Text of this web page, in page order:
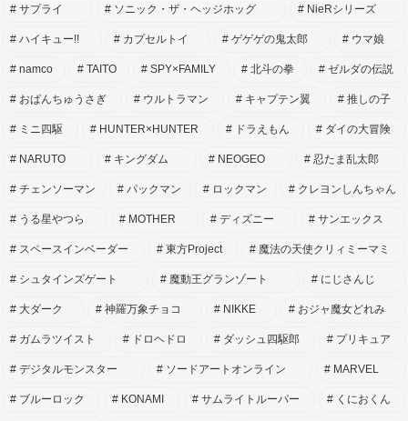
サプライ ソニック・ザ・ヘッジホッグ NieRシリーズ
ハイキュー!! カプセルトイ ゲゲゲの鬼太郎 ウマ娘
namco TAITO SPY×FAMILY 北斗の拳 ゼルダの伝説
おぱんちゅうさぎ ウルトラマン キャプテン翼 推しの子
ミニ四駆 HUNTER×HUNTER ドラえもん ダイの大冒険
NARUTO キングダム NEOGEO 忍たま乱太郎
チェンソーマン パックマン ロックマン クレヨンしんちゃん
うる星やつら MOTHER ディズニー サンエックス
スペースインベーダー 東方Project 魔法の天使クリィミーマミ
シュタインズゲート 魔動王グランゾート にじさんじ
大ダーク 神羅万象チョコ NIKKE おジャ魔女どれみ
ガムラツイスト ドロヘドロ ダッシュ四駆郎 プリキュア
デジタルモンスター ソードアートオンライン MARVEL
ブルーロック KONAMI サムライトルーパー くにおくん